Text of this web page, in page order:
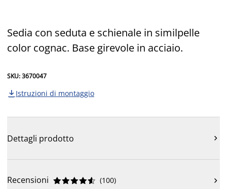
Sedia con seduta e schienale in similpelle
color cognac. Base girevole in acciaio.
SKU: 3670047
 Istruzioni di montaggio
Dettagli prodotto 
Recensioni 




 (100) 